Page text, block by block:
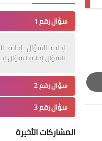
سؤال رقم 1
إجابة السؤال إجابة
السؤال إجابة السؤال
سؤال رقم 2
سؤال رقم 3
المشاركات الأخيرة